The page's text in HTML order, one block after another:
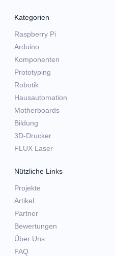
Kategorien
Raspberry Pi
Arduino
Komponenten
Prototyping
Robotik
Hausautomation
Motherboards
Bildung
3D-Drucker
FLUX Laser
Nützliche Links
Projekte
Artikel
Partner
Bewertungen
Über Uns
FAQ